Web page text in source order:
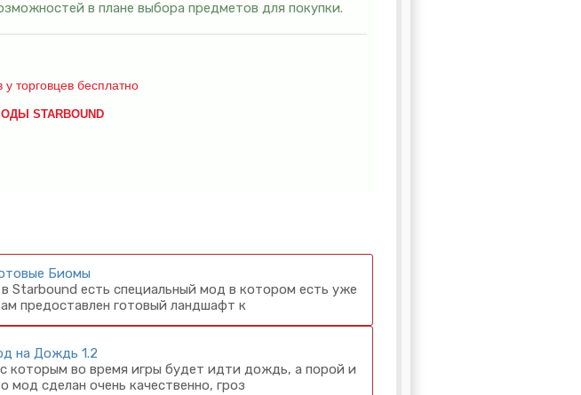
в плане выбора предметов для покупки.
торговцев бесплатно
STARBOUND
Биомы
Starbound есть специальный мод в котором есть уже
предоставлен готовый ландшафт к
на Дождь 1.2
которым во время игры будет идти дождь, а порой и
мод сделан очень качественно, гроз